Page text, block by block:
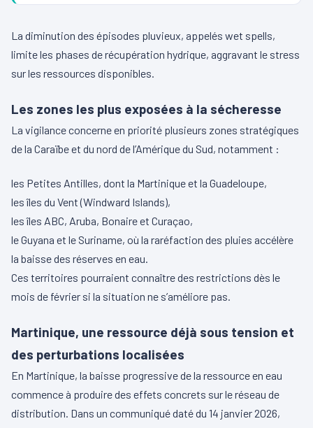
La diminution des épisodes pluvieux, appelés wet spells,
limite les phases de récupération hydrique, aggravant le stress
sur les ressources disponibles.
Les zones les plus exposées à la sécheresse
La vigilance concerne en priorité plusieurs zones stratégiques
de la Caraïbe et du nord de l’Amérique du Sud, notamment :
les Petites Antilles, dont la Martinique et la Guadeloupe,
les îles du Vent (Windward Islands),
les îles ABC, Aruba, Bonaire et Curaçao,
le Guyana et le Suriname, où la raréfaction des pluies accélère
la baisse des réserves en eau.
Ces territoires pourraient connaître des restrictions dès le
mois de février si la situation ne s’améliore pas.
Martinique, une ressource déjà sous tension et
des perturbations localisées
En Martinique, la baisse progressive de la ressource en eau
commence à produire des effets concrets sur le réseau de
distribution. Dans un communiqué daté du 14 janvier 2026,